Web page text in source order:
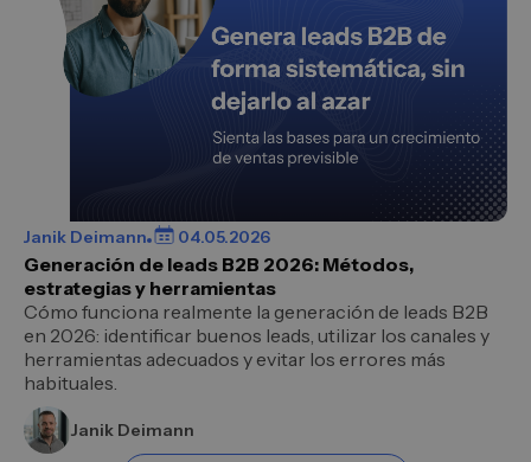
Janik Deimann 04.05.2026
Generación de leads B2B 2026: Métodos,
estrategias y herramientas
Cómo funciona realmente la generación de leads B2B
en 2026: identificar buenos leads, utilizar los canales y
herramientas adecuados y evitar los errores más
habituales.
Janik Deimann